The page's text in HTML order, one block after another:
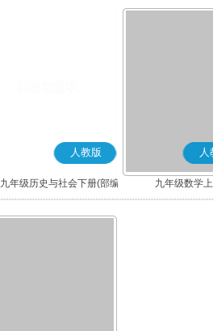
人教版
九年级历史与社会下册(部编
版)
人
九年级数学